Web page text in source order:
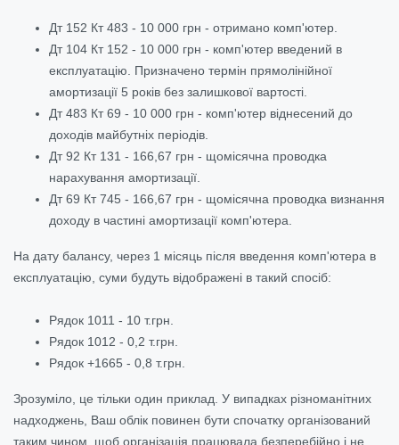
Дт 152 Кт 483 - 10 000 грн - отримано комп'ютер.
Дт 104 Кт 152 - 10 000 грн - комп'ютер введений в
експлуатацію. Призначено термін прямолінійної
амортизації 5 років без залишкової вартості.
Дт 483 Кт 69 - 10 000 грн - комп'ютер віднесений до
доходів майбутніх періодів.
Дт 92 Кт 131 - 166,67 грн - щомісячна проводка
нарахування амортизації.
Дт 69 Кт 745 - 166,67 грн - щомісячна проводка визнання
доходу в частині амортизації комп'ютера.
На дату балансу, через 1 місяць після введення комп'ютера в
експлуатацію, суми будуть відображені в такий спосіб:
Рядок 1011 - 10 т.грн.
Рядок 1012 - 0,2 т.грн.
Рядок +1665 - 0,8 т.грн.
Зрозуміло, це тільки один приклад. У випадках різноманітних
надходжень, Ваш облік повинен бути спочатку організований
таким чином, щоб організація працювала безперебійно і не